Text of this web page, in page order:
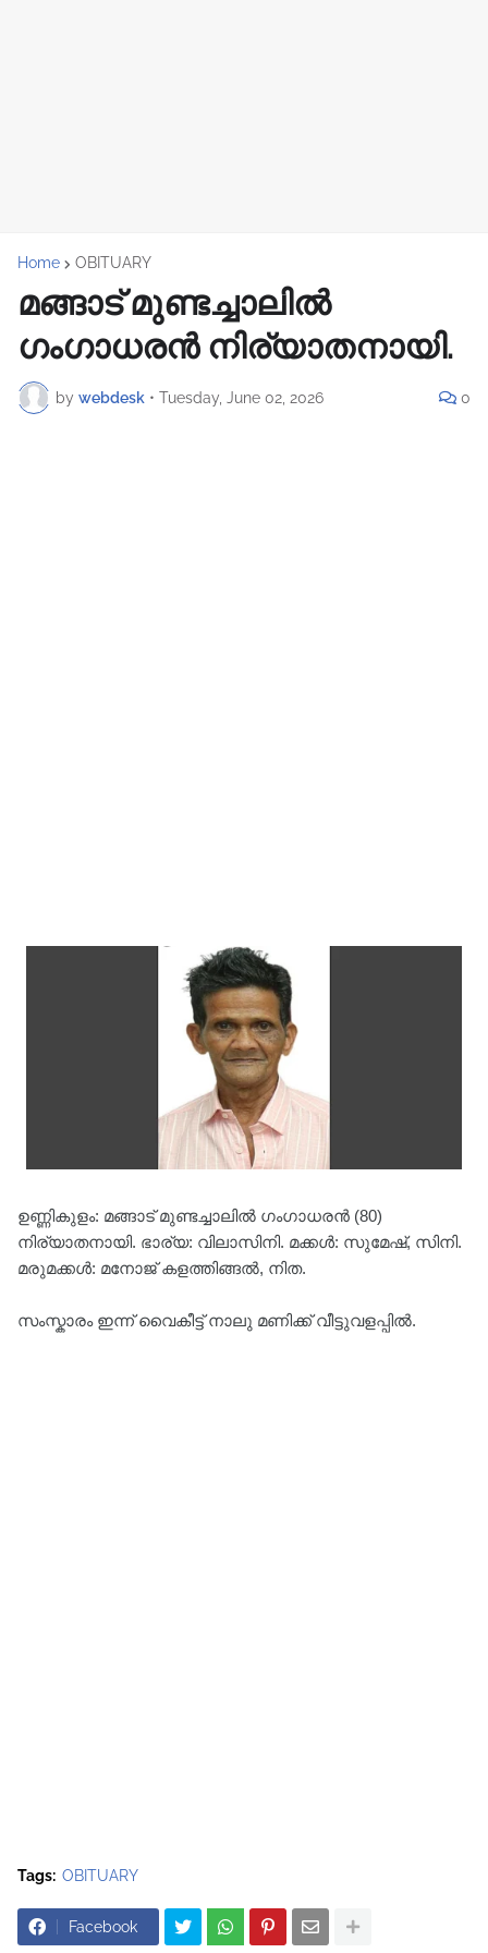
Home OBITUARY
മങ്ങാട് മുണ്ടച്ചാലിൽ
ഗംഗാധരൻ നിര്യാതനായി.
by webdesk • Tuesday, June 02, 2026 0
ഉണ്ണികുളം: മങ്ങാട് മുണ്ടച്ചാലിൽ ഗംഗാധരൻ (80)
നിര്യാതനായി. ഭാര്യ: വിലാസിനി. മക്കൾ: സുമേഷ്, സിനി.
മരുമക്കൾ: മനോജ് കളത്തിങ്ങൽ, നിത.
സംസ്കാരം ഇന്ന് വൈകീട്ട് നാലു മണിക്ക് വീട്ടുവളപ്പിൽ.
Tags: OBITUARY
Facebook